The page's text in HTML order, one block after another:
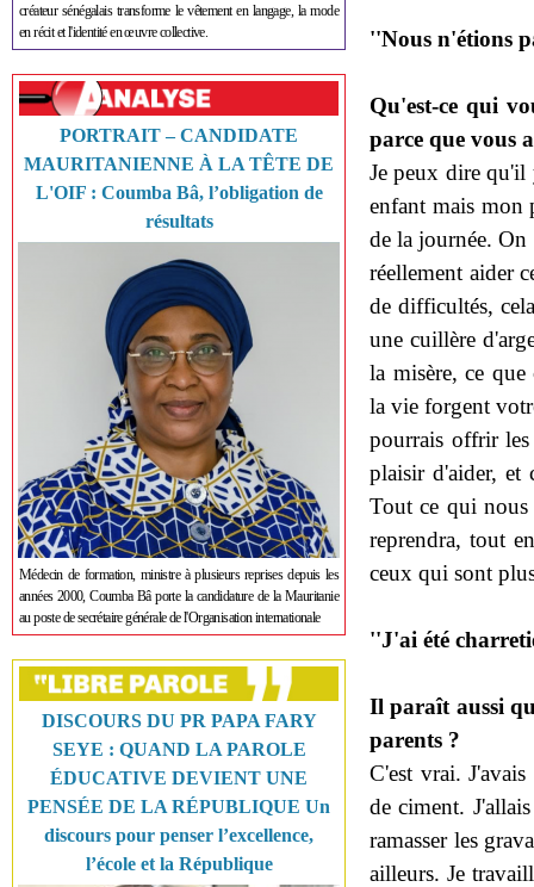
créateur sénégalais transforme le vêtement en langage, la mode
en récit et l'identité en œuvre collective.
PORTRAIT – CANDIDATE
MAURITANIENNE À LA TÊTE DE
L'OIF : Coumba Bâ, l’obligation de
résultats
Médecin de formation, ministre à plusieurs reprises depuis les
années 2000, Coumba Bâ porte la candidature de la Mauritanie
au poste de secrétaire générale de l'Organisation internationale
DISCOURS DU PR PAPA FARY
SEYE : QUAND LA PAROLE
ÉDUCATIVE DEVIENT UNE
PENSÉE DE LA RÉPUBLIQUE Un
discours pour penser l’excellence,
l’école et la République
''Nous n'étions
Qu'est-ce qui
parce que vous
Je peux dire qu'il
enfant mais mon
de la journée.
réellement aider
de difficultés,
une cuillère
la misère, ce
la vie forgent
pourrais offrir
plaisir d'aider, et
Tout ce qui
reprendra, tout
ceux qui sont
''J'ai été
Il paraît aussi
parents ?
C'est vrai.
de ciment.
ramasser les
ailleurs. Je